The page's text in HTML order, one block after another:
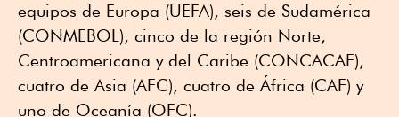
equipos de Europa (UEFA), seis de Sudamérica
(CONMEBOL), cinco de la región Norte,
Centroamericana y del Caribe (CONCACAF),
cuatro de Asia (AFC), cuatro de África (CAF) y
uno de Oceanía (OFC).